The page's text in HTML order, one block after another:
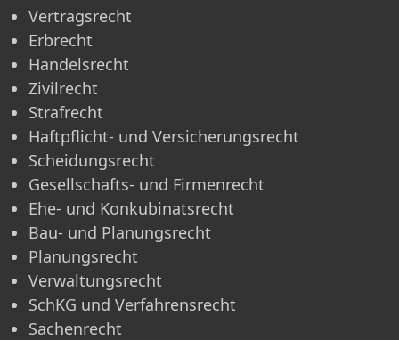
Vertragsrecht
Erbrecht
Handelsrecht
Zivilrecht
Strafrecht
Haftpflicht- und Versicherungsrecht
Scheidungsrecht
Gesellschafts- und Firmenrecht
Ehe- und Konkubinatsrecht
Bau- und Planungsrecht
Planungsrecht
Verwaltungsrecht
SchKG und Verfahrensrecht
Sachenrecht